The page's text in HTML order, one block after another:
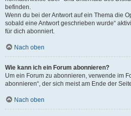
befinden.
Wenn du bei der Antwort auf ein Thema die
sobald eine Antwort geschrieben wurde“
für dich abonniert.
Nach oben
Wie kann ich ein Forum abonnieren?
Um ein Forum zu abonnieren, verwende im
abonnieren“, der sich meist am Ende der
Nach oben